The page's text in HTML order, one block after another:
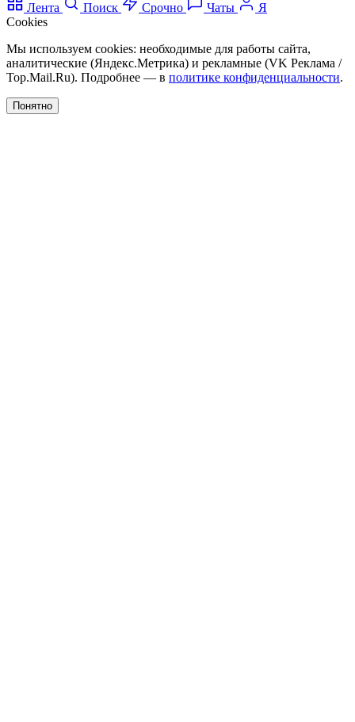
Лента
Поиск Срочно Чаты
Я
Cookies
Мы используем cookies: необходимые для работы сайта,
аналитические (Яндекс.Метрика) и рекламные (VK Реклама /
Top.Mail.Ru). Подробнее — в политике конфиденциальности.
Понятно